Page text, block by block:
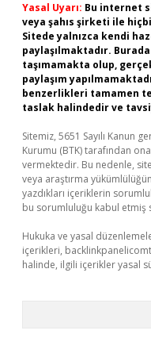
Yasal Uyarı: Bu internet
veya şahıs şirketi ile
Sitede yalnızca kendi
paylaşılmaktadır.
taşımamakta olup,
paylaşım
benzerlikleri tamamen
taslak halindedir ve
Sitemiz, 5651 Sayılı Kanun
Kurumu (BTK) tarafından
vermektedir. Bu nedenle,
veya araştırma
yazdıkları içeriklerin
bu sorumluluğu kabul etmiş
Hukuka ve yasal
içerikleri,
halinde, ilgili içerikler yasal